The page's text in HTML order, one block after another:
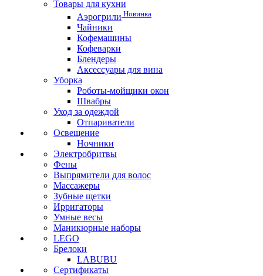
Товары для кухни
Аэрогрили Новинка
Чайники
Кофемашины
Кофеварки
Блендеры
Аксессуары для вина
Уборка
Роботы-мойщики окон
Швабры
Уход за одеждой
Отпариватели
Освещение
Ночники
Электробритвы
Фены
Выпрямители для волос
Массажеры
Зубные щетки
Ирригаторы
Умные весы
Маникюрные наборы
LEGO
Брелоки
LABUBU
Сертификаты